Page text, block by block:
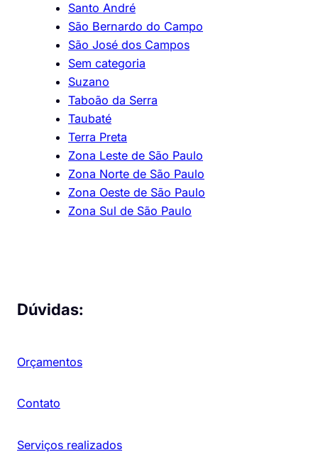
Santo André
São Bernardo do Campo
São José dos Campos
Sem categoria
Suzano
Taboão da Serra
Taubaté
Terra Preta
Zona Leste de São Paulo
Zona Norte de São Paulo
Zona Oeste de São Paulo
Zona Sul de São Paulo
Dúvidas:
Orçamentos
Contato
Serviços realizados